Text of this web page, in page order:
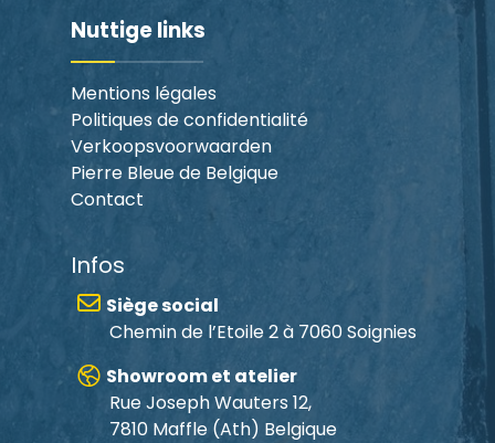
Nuttige links
Mentions légales
Politiques de confidentialité
Verkoopsvoorwaarden
Pierre Bleue de Belgique
Contact
Infos
Siège social
Chemin de l’Etoile 2 à 7060 Soignies
Showroom et atelier
Rue Joseph Wauters 12,
7810 Maffle (Ath) Belgique